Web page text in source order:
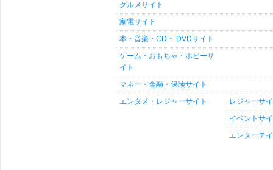
グルメサイト
家電サイト
本・音楽・CD・ DVDサイト
ゲーム・おもちゃ・ホビーサ
イト
マネー・金融・保険サイト
エンタメ・レジャーサイト
レジャーサ
イベントサ
エンターテ